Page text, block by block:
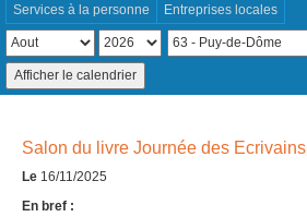
Services à la personne
Entreprises locales
Salon du livre Journée des Ecrivains
Le 16/11/2025
En bref :